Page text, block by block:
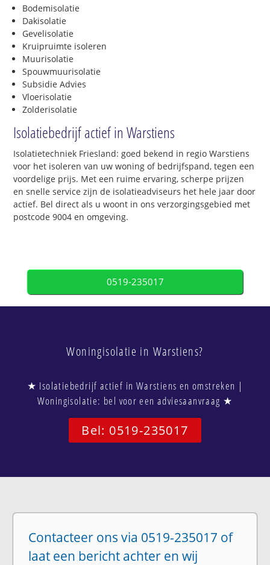
Bodemisolatie
Dakisolatie
Gevelisolatie
Kruipruimte isoleren
Muurisolatie
Spouwmuurisolatie
Subsidie Advies
Vloerisolatie
Zolderisolatie
Isolatiebedrijf actief in Warstiens
Isolatietechniek Friesland: goed bekend in regio Warstiens
voor het isoleren van uw woning of bedrijfspand, tegen een
voordelige prijs. Met een ruime ervaring, scherpe prijzen
en snelle service zijn de isolatieadviseurs het hele jaar door
actief. Bel direct als u woont in ons verzorgingsgebied met
postcode 9004 en omgeving.
0519-235017
Woningisolatie in Warstiens?
★ Isolatiebedrijf actief in Warstiens en omstreken |
Woningisolatie: bel voor een adviesaanvraag ★
Bel: 0519-235017
Contacteer ons via 0519-235017 of
laat een bericht achter en wij